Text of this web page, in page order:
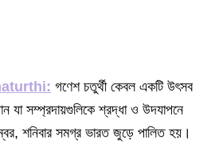
গণেশ চতুর্থী কেবল একটি উৎসব
যা সম্প্রদায়গুলিকে শ্রদ্ধা ও উদযাপনে
শনিবার সমগ্র ভারত জুড়ে পালিত হয়।